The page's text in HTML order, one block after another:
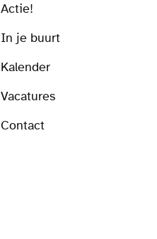
Actie!
In je buurt
Kalender
Vacatures
Contact